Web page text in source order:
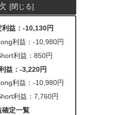
益：-10,130円
利益：-10,980円
利益：850円
益：-3,220円
利益：-10,980円
利益：7,760円
確定一覧